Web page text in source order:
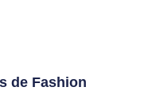
de Fashion